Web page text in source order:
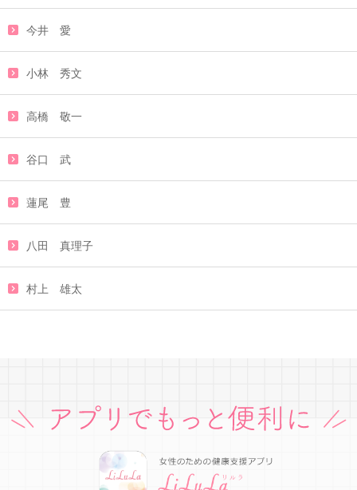
今井 愛
小林 秀文
高橋 敬一
谷口 武
蓮尾 豊
八田 真理子
村上 雄太